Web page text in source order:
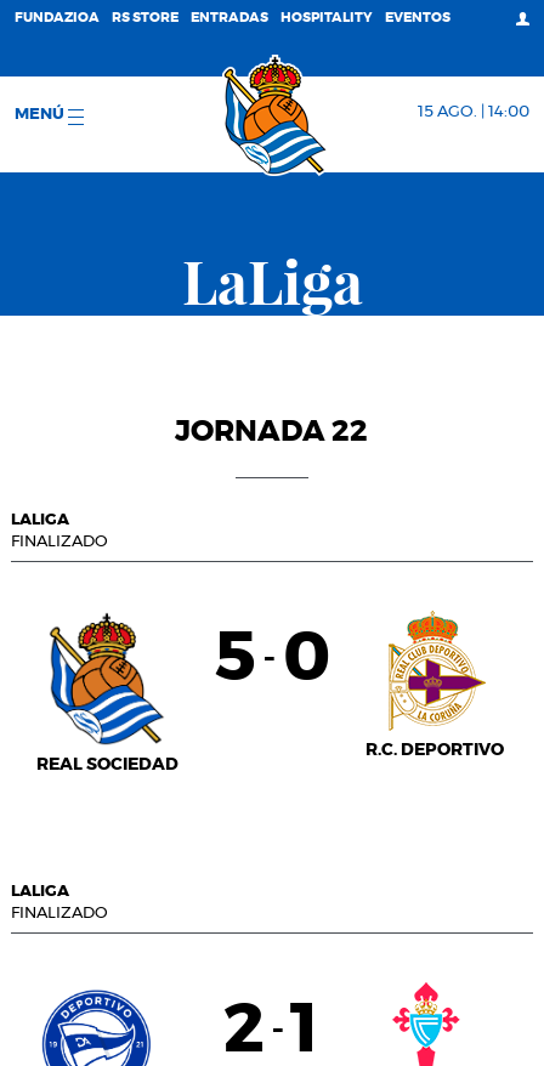
FUNDAZIOA RS STORE ENTRADAS HOSPITALITY EVENTOS
MENÚ 15 AGO. | 14:00
LaLiga
JORNADA 22
LALIGA
FINALIZADO
REAL SOCIEDAD
5 - 0
R.C. DEPORTIVO
LALIGA
FINALIZADO
2 - 1